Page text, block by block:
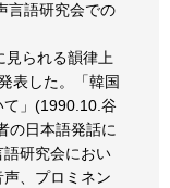
言語研究会での
見られる韻律上
表した。「韓国
て」(1990.10.谷
の日本語発話に
研究会におい
、プロミネン